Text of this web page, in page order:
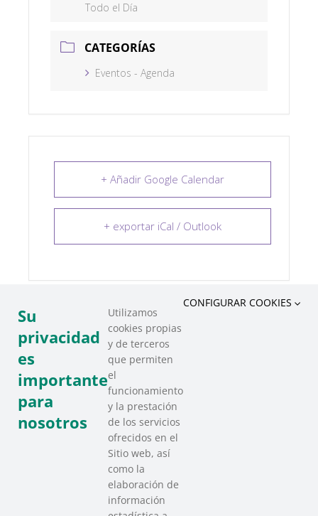
Todo el Día
CATEGORÍAS
Eventos - Agenda
+ Añadir Google Calendar
+ exportar iCal / Outlook
COMPARTIR ESTE EVENTO
Su
privacidad
es
importante
para
nosotros
Utilizamos
cookies propias
y de terceros
que permiten
el
funcionamiento
y la prestación
de los servicios
ofrecidos en el
Sitio web, así
como la
elaboración de
información
CONFIGURAR COOKIES